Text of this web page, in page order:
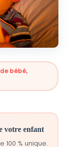
bébé,
votre enfant
100 % unique.